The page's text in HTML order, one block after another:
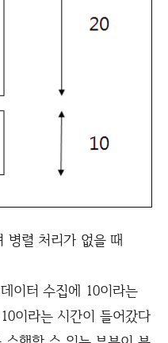
병렬 처리가 없을 때
이터 수집에 10이라는
이라는 시간이 들어갔다